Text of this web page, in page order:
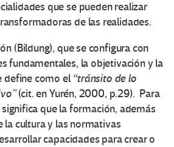
que se pueden realizar
de las realidades.
(Bildung), que se configura con
fundamentales, la objetivación y la
define como el “tránsito de lo
(cit. en Yurén, 2000, p.29). Para
que la formación, además
la cultura y las normativas
capacidades para crear o